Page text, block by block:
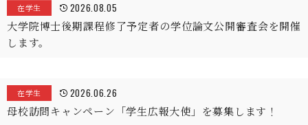
在学生 2026.08.05
大学院博士後期課程修了予定者の学位論文公開審査会を開催
します。
在学生 2026.06.26
母校訪問キャンペーン「学生広報大使」を募集します！